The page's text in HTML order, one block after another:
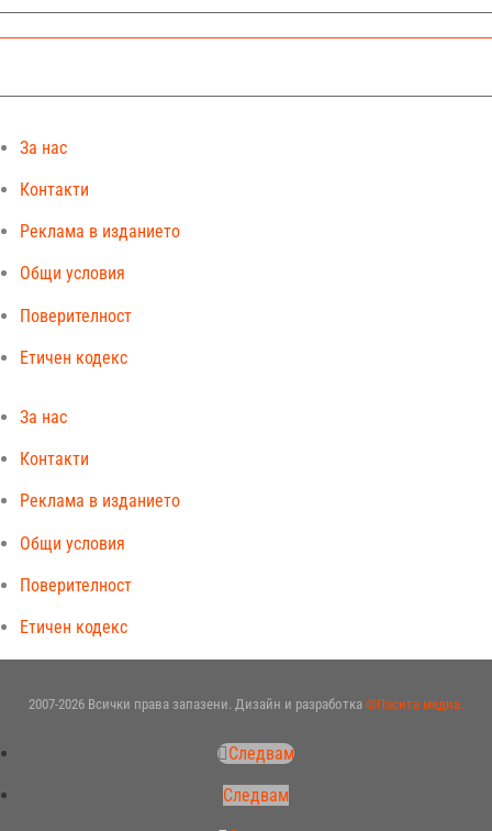
За нас
Контакти
Реклама в изданието
Общи условия
Поверителност
Етичен кодекс
За нас
Контакти
Реклама в изданието
Общи условия
Поверителност
Етичен кодекс
2007-2026 Всички права запазени. Дизайн и разработка ©Пасита медиа.
Следвам
Следвам